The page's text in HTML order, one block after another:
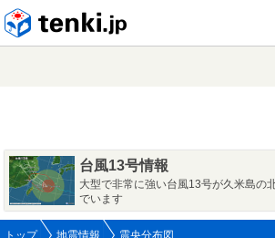
台風13号情報
大型で非常に強い台風13号が久米島の
でいます
トップ 地震情報 震央分布図